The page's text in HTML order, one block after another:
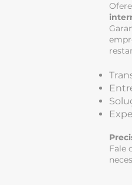
Fale